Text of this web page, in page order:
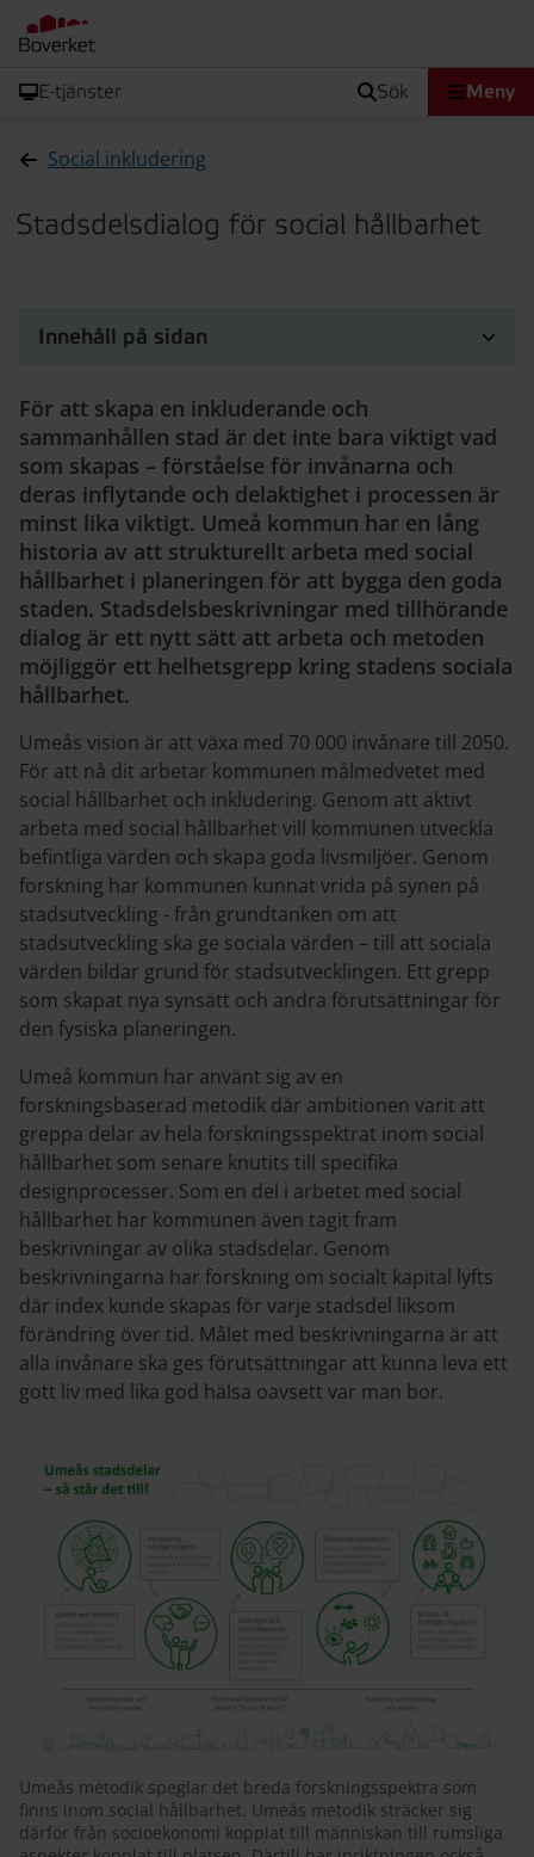
E-tjänster sök Meny
Social inkludering
Stadsdelsdialog för social hållbarhet
Innehåll på sidan
För att skapa en inkluderande och
sammanhållen stad är det inte bara viktigt vad
som skapas – förståelse för invånarna och
deras inflytande och delaktighet i processen är
minst lika viktigt. Umeå kommun har en lång
historia av att strukturellt arbeta med social
hållbarhet i planeringen för att bygga den goda
staden. Stadsdelsbeskrivningar med tillhörande
dialog är ett nytt sätt att arbeta och metoden
möjliggör ett helhetsgrepp kring stadens sociala
hållbarhet.
Umeås vision är att växa med 70 000 invånare till 2050.
För att nå dit arbetar kommunen målmedvetet med
social hållbarhet och inkludering. Genom att aktivt
arbeta med social hållbarhet vill kommunen utveckla
befintliga värden och skapa goda livsmiljöer. Genom
forskning har kommunen kunnat vrida på synen på
stadsutveckling - från grundtanken om att
stadsutveckling ska ge sociala värden – till att sociala
värden bildar grund för stadsutvecklingen. Ett grepp
som skapat nya synsätt och andra förutsättningar för
den fysiska planeringen.
Umeå kommun har använt sig av en
forskningsbaserad metodik där ambitionen varit att
greppa delar av hela forskningsspektrat inom social
hållbarhet som senare knutits till specifika
designprocesser. Som en del i arbetet med social
hållbarhet har kommunen även tagit fram
beskrivningar av olika stadsdelar. Genom
beskrivningarna har forskning om socialt kapital lyfts
där index kunde skapas för varje stadsdel liksom
förändring över tid. Målet med beskrivningarna är att
alla invånare ska ges förutsättningar att kunna leva ett
gott liv med lika god hälsa oavsett var man bor.
Umeås metodik speglar det breda forskningsspektra som
finns inom social hållbarhet. Umeås metodik sträcker sig
därför från socioekonomi kopplat till människan till rumsliga